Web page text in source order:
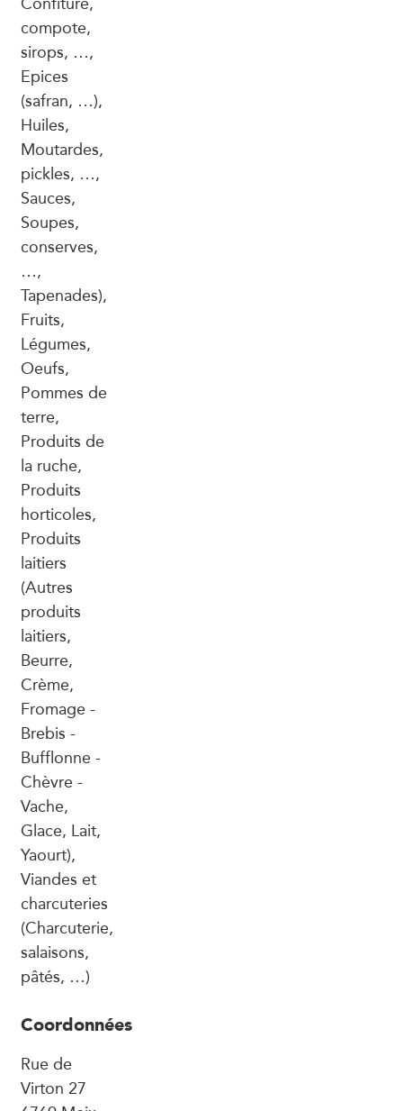
compote,
sirops, …,
Epices
(safran, …),
Huiles,
Moutardes,
pickles, …,
Sauces,
Soupes,
conserves,
…,
Tapenades),
Fruits,
Légumes,
Oeufs,
Pommes de
terre,
Produits de
la ruche,
Produits
horticoles,
Produits
laitiers
(Autres
produits
laitiers,
Beurre,
Crème,
Fromage -
Brebis -
Bufflonne -
Chèvre -
Vache,
Glace, Lait,
Yaourt),
Viandes et
charcuteries
(Charcuterie,
salaisons,
pâtés, …)
Coordonnées
Rue de
Virton 27